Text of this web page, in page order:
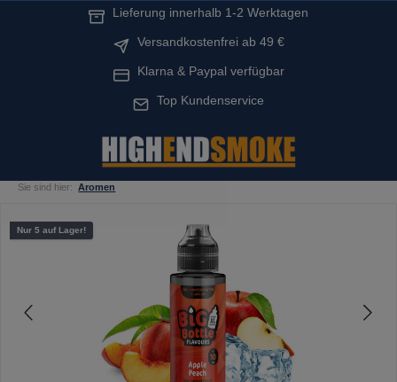
Lieferung innerhalb 1-2 Werktagen
Versandkostenfrei ab 49 €
Klarna & Paypal verfügbar
Top Kundenservice
Sie sind hier: Aromen
Bildergalerie überspringen
Nur 5 auf Lager!